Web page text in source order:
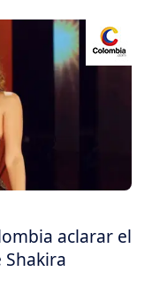
aclarar el